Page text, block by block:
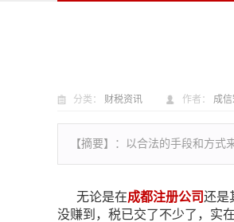
分类： 财税资讯 作者： 成
【摘要】： 以合法的手段和方式
无论是在成都注册公司还是
没赚到，税已交了不少了，实